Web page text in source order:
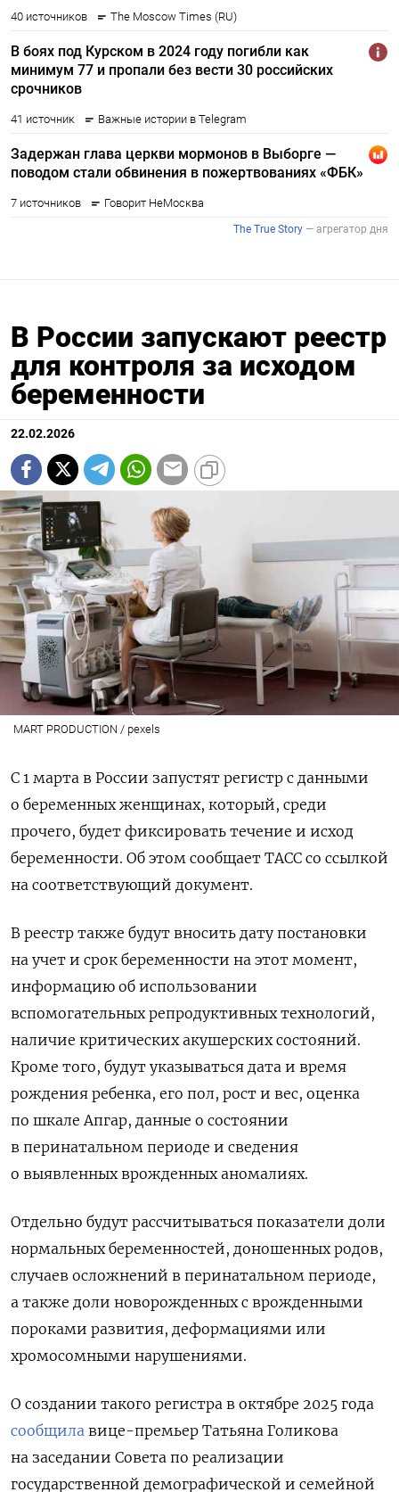
В России запускают реестр
для контроля за исходом
беременности
22.02.2026
MART PRODUCTION / pexels
С 1 марта в России запустят регистр с данными
о беременных женщинах, который, среди
прочего, будет фиксировать течение и исход
беременности. Об этом сообщает ТАСС со ссылкой
на соответствующий документ.
В реестр также будут вносить дату постановки
на учет и срок беременности на этот момент,
информацию об использовании
вспомогательных репродуктивных технологий,
наличие критических акушерских состояний.
Кроме того, будут указываться дата и время
рождения ребенка, его пол, рост и вес, оценка
по шкале Апгар, данные о состоянии
в перинатальном периоде и сведения
о выявленных врожденных аномалиях.
Отдельно будут рассчитываться показатели доли
нормальных беременностей, доношенных родов,
случаев осложнений в перинатальном периоде,
а также доли новорожденных с врожденными
пороками развития, деформациями или
хромосомными нарушениями.
О создании такого регистра в октябре 2025 года
сообщила вице-премьер Татьяна Голикова
на заседании Совета по реализации
государственной демографической и семейной